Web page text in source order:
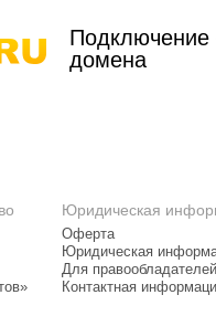
Подключение
домена
Юридическая
Оферта
Юридическая
Для правообладателей
Контактная